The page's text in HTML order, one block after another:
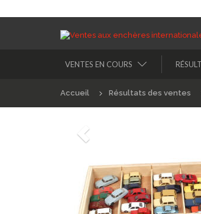
VENTES EN COURS
Accueil Résultats des ventes